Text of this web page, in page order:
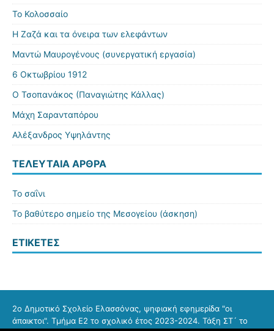
Το Κολοσσαίο
Η Ζαζά και τα όνειρα των ελεφάντων
Μαντώ Μαυρογένους (συνεργατική εργασία)
6 Οκτωβρίου 1912
Ο Τσοπανάκος (Παναγιώτης Κάλλας)
Μάχη Σαρανταπόρου
Αλέξανδρος Υψηλάντης
ΤΕΛΕΥΤΑΊΑ ΆΡΘΡΑ
Το σαΐνι
Το βαθύτερο σημείο της Μεσογείου (άσκηση)
ΕΤΙΚΈΤΕΣ
2ο Δημοτικό Σχολείο Ελασσόνας, ψηφιακή εφημερίδα "οι
άπαικτοι". Τμήμα Ε2 το σχολικό έτος 2023-2024. Τάξη ΣΤ´ το